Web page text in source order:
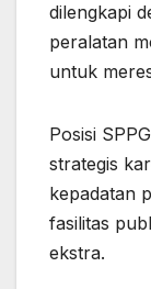
dilengkapi
peralatan
untuk
Posisi
strategis
kepadatan
fasilitas
ekstra.